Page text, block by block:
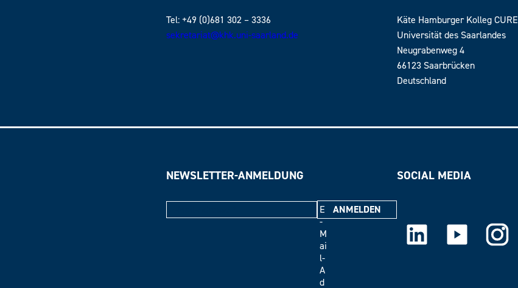
Tel: +49 (0)681 302 – 3336
sekretariat@khk.uni-saarland.de
Käte Hamburger Kolleg CURE
Universität des Saarlandes
Neugrabenweg 4
66123 Saarbrücken
Deutschland
NEWSLETTER-ANMELDUNG
E
-
M
ai
l-
A
d
SOCIAL MEDIA
LinkedIn Youtube Instagram